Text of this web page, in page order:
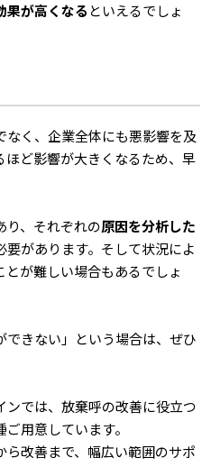
果が高くなる といえるでしょ
く、企業全体にも悪影響を及
ど影響が大きくなるため、早
り、それぞれの原因を分析した
要があります。そして状況によ
が難しい場合もあるでしょ
できない」という場合は、ぜひ
では、放棄呼の改善に役立つ
用意しています。
改善まで、幅広い範囲のサポ